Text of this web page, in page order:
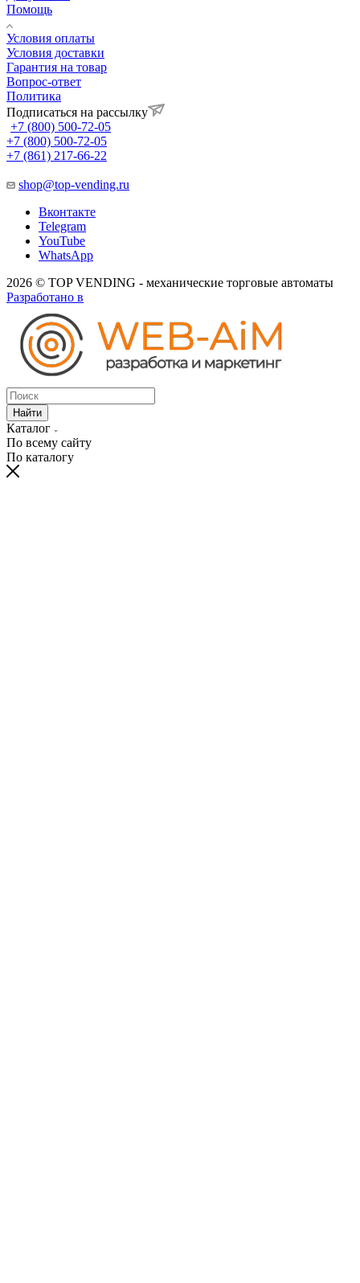
Помощь
Условия оплаты
Условия доставки
Гарантия на товар
Вопрос-ответ
Политика
Подписаться на рассылку
+7 (800) 500-72-05
+7 (800) 500-72-05
+7 (861) 217-66-22
shop@top-vending.ru
Вконтакте
Telegram
YouTube
WhatsApp
2026 © TOP VENDING - механические торговые автоматы
Разработано в
Найти
Каталог
По всему сайту
По каталогу